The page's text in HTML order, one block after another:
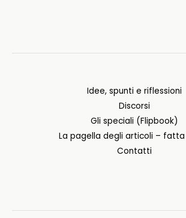
Idee, spunti e riflessioni
Discorsi
Gli speciali (Flipbook)
La pagella degli articoli – fatta
Contatti